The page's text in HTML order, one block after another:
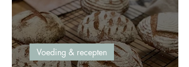
Voeding & recepten